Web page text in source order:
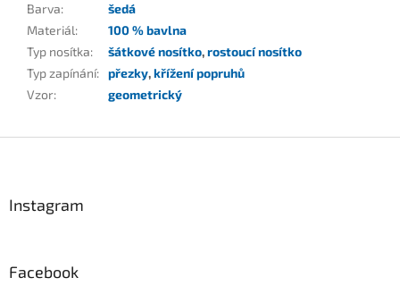
Barva:
šedá
Materiál:
100 % bavlna
Typ nosítka: šátkové nosítko,rostoucí nosítko
Typ zapínání: přezky,křížení popruhů
Vzor: geometrický
Instagram
Facebook